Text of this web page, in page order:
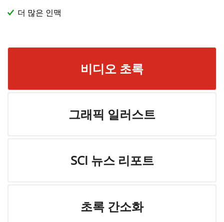
더 많은 인맥
비디오 초록
그래픽 일러스트
SCI 뉴스 리포트
초록 간소화